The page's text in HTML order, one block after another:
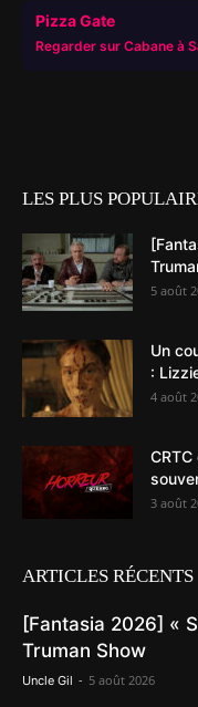
Pizza Gate
Regarder sur Cabane à
LES PLUS
5 août
Un
:
4 août
3 août
ARTICLES RÉCENTS
[Fantasia 2026] «
Truman Show
Uncle Gil - 5 août 2026